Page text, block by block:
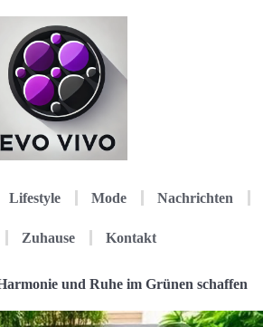
Lifestyle Mode Nachrichten
Zuhause Kontakt
und Ruhe im Grünen schaffen